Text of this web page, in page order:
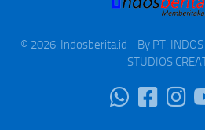
© 2026. Indosberita.id - By PT.
STUDIOS